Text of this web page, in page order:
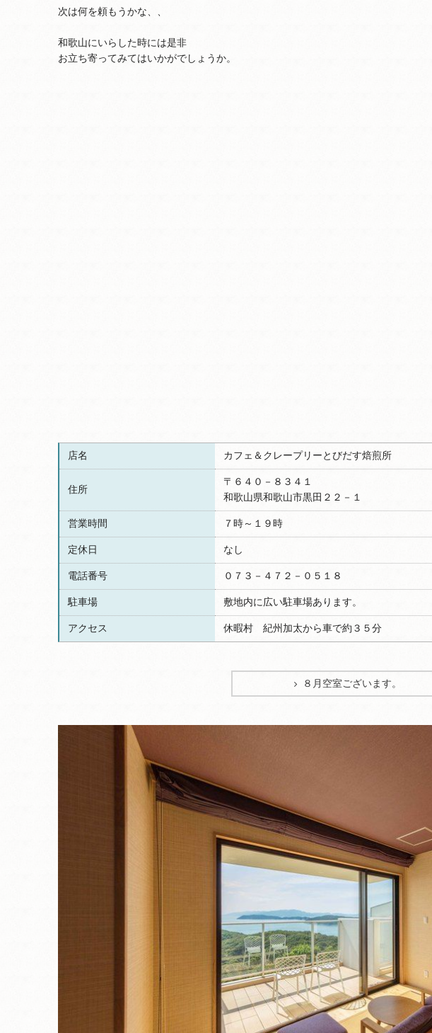
次は何を頼もうかな、、
和歌山にいらした時には是非
お立ち寄ってみてはいかがでしょうか。
店名 カフェ＆クレープリーとびだす焙煎所
住所
〒６４０－８３４１
和歌山県和歌山市黒田２２－１
営業時間 ７時～１９時
定休日 なし
電話番号 ０７３－４７２－０５１８
駐車場 敷地内に広い駐車場あります。
アクセス 休暇村 紀州加太から車で約３５分
８月空室ございます。